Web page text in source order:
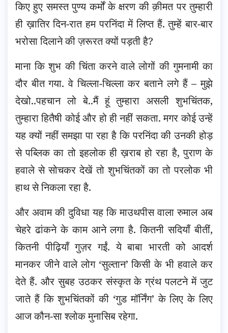
किए हुए समस्त पुण्य कर्मों के क्षरण की क़ीमत पर तुम्हारी
ही ख़ातिर दिन-रात हम परनिंदा में लिप्त हैं. तुम्हें बार-बार
भरोसा दिलाने की ज़रूरत क्यों पड़ती है?
माना कि शुभ की चिंता करने वाले लोगों की गुमनामी का
दौर बीत गया. वे चिल्ला-चिल्ला कर बताने लगे हैं – मुझे
देखो..पहचान लो बे..मैं हूं तुम्हारा असली शुभचिंतक,
तुम्हारा हितैषी कोई और हो ही नहीं सकता. मगर कोई उन्हें
यह क्यों नहीं समझा पा रहा है कि परनिंदा की उनकी होड़
से पब्लिक का तो इहलोक ही ख़राब हो रहा है, पुराण के
हवाले से सोचकर देखें तो शुभचिंतकों का तो परलोक भी
हाथ से निकला रहा है.
और अवाम की दुविधा यह कि माउथपीस वाला रुमाल अब
चेहरे ढांकने के काम आने लगा है. कितनी सदियाँ बीतीं,
कितनी पीढ़ियाँ गुज़र गईं. ये बाबा भारती को आदर्श
मानकर जीने वाले लोग ‘सुल्तान’ किसी के भी हवाले कर
देते हैं. और सुबह उठकर संस्कृत के ग्रंथ पलटने में जुट
जाते हैं कि शुभचिंतकों की ‘गुड मॉर्निंग’ के लिए के लिए
आज कौन-सा श्लोक मुनासिब रहेगा.